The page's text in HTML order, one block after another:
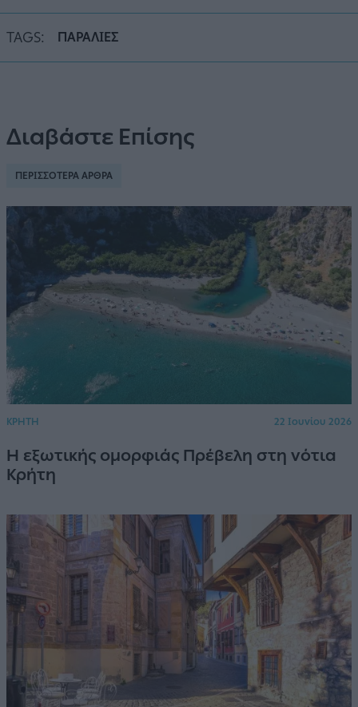
TAGS: ΠΑΡΑΛΙΕΣ
Διαβάστε Επίσης
ΠΕΡΙΣΣΟΤΕΡΑ ΑΡΘΡΑ
ΚΡΗΤΗ 22 Ιουνίου 2026
Η εξωτικής ομορφιάς Πρέβελη στη νότια
Κρήτη